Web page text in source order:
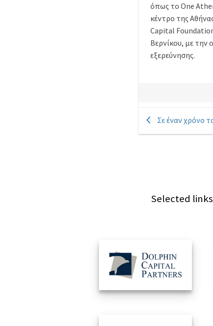
όπως το One
κέντρο της
Capital
Βερνίκου, με την
εξερεύνησης.
Σε έναν χρόνο
Selected